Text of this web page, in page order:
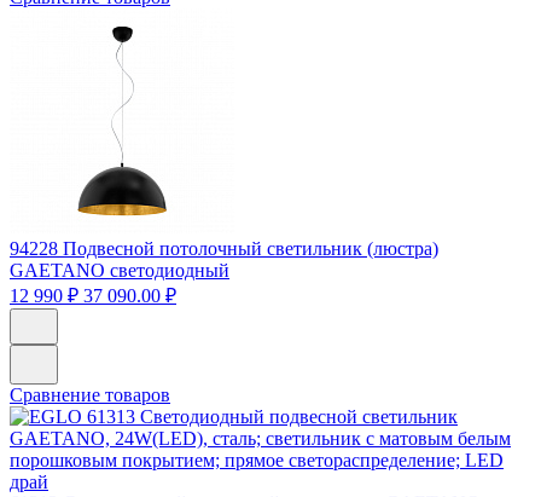
94228 Подвесной потолочный светильник (люстра)
GAETANO светодиодный
12 990 ₽ 37 090.00 ₽
Сравнение товаров